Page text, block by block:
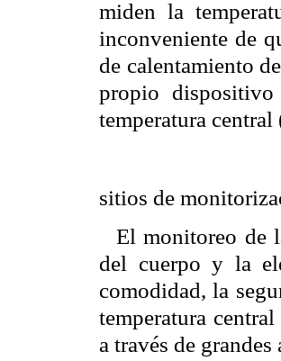
miden la
inconveniente de
de calentamiento
propio
temperatura central
sitios de
El monitoreo de
del cuerpo y la
comodidad, la
temperatura
a través de